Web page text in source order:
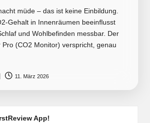
müde – das ist keine Einbildung.
Gehalt in Innenräumen beeinflusst
und Wohlbefinden messbar. Der
Pro (CO2 Monitor) verspricht, genau
11. März 2026
App!